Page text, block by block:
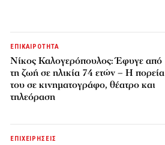
ΕΠΙΚΑΙΡΟΤΗΤΑ
Νίκος Καλογερόπουλος: Έφυγε από
τη ζωή σε ηλικία 74 ετών – Η πορεία
του σε κινηματογράφο, θέατρο και
τηλεόραση
ΕΠΙΧΕΙΡΗΣΕΙΣ